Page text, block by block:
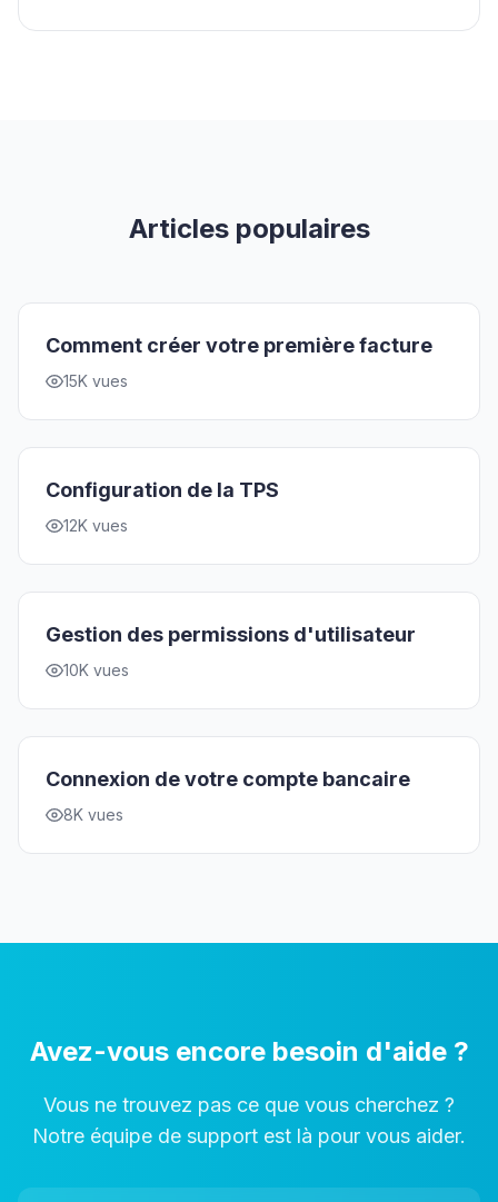
Articles populaires
Comment créer votre première facture
15K vues
Configuration de la TPS
12K vues
Gestion des permissions d'utilisateur
10K vues
Connexion de votre compte bancaire
8K vues
Avez-vous encore besoin d'aide ?
Vous ne trouvez pas ce que vous cherchez ?
Notre équipe de support est là pour vous aider.